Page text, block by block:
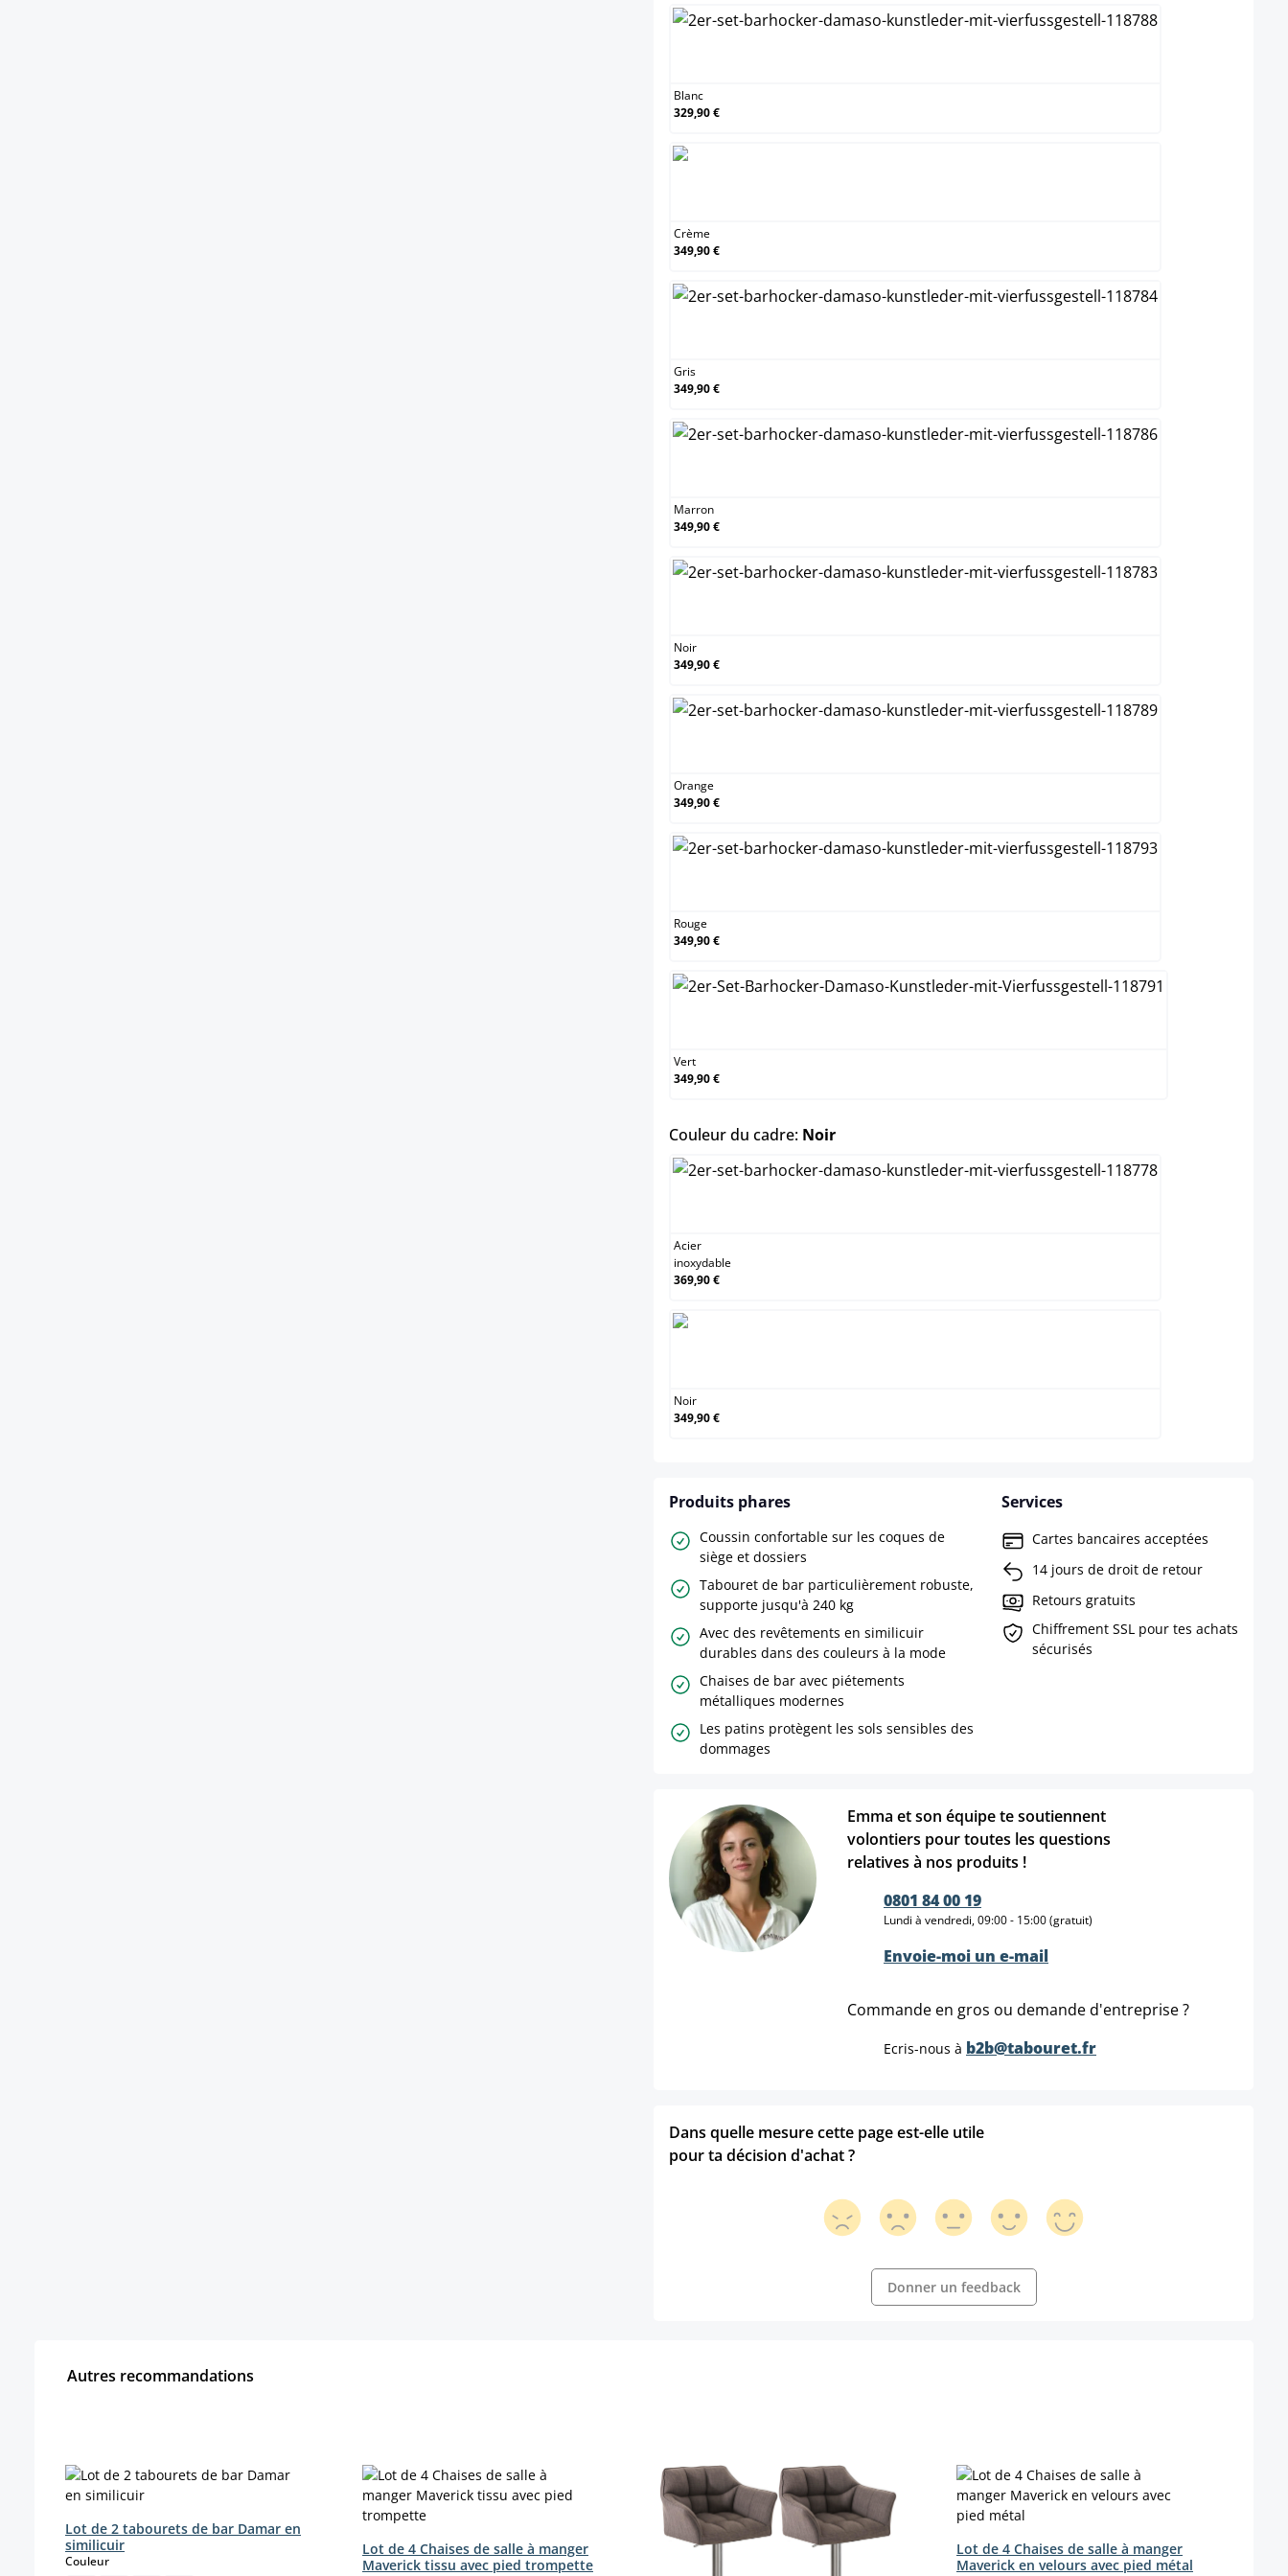
Blanc
329,90 €
Crème
349,90 €
Gris
349,90 €
Marron
349,90 €
Noir
349,90 €
Orange
349,90 €
Rouge
349,90 €
Vert
349,90 €
Couleur du cadre: Noirselect
Acier
inoxydable
369,90 €
Noir
349,90 €
Produits phares
Coussin confortable sur les coques de
siège et dossiers
Tabouret de bar particulièrement robuste,
supporte jusqu'à 240 kg
Avec des revêtements en similicuir
durables dans des couleurs à la mode
Chaises de bar avec piétements
métalliques modernes
Les patins protègent les sols sensibles des
dommages
Services
Cartes bancaires acceptées
14 jours de droit de retour
Retours gratuits
Chiffrement SSL pour tes achats
sécurisés
Emma et son équipe te soutiennent
volontiers pour toutes les questions
relatives à nos produits !
0801 84 00 19
Lundi à vendredi, 09:00 - 15:00 (gratuit)
Envoie-moi un e-mail
Commande en gros ou demande d'entreprise ?
Ecris-nous à b2b@tabouret.fr
Dans quelle mesure cette page est-elle utile
pour ta décision d'achat ?
Donner un feedback
Autres recommandations
Lot de 2 tabourets de bar Damar en
similicuir
Couleurselect
Lot de 4 Chaises de salle à manger
Maverick tissu avec pied trompette
Lot de 4 Chaises de salle à manger
Maverick en velours avec pied métal